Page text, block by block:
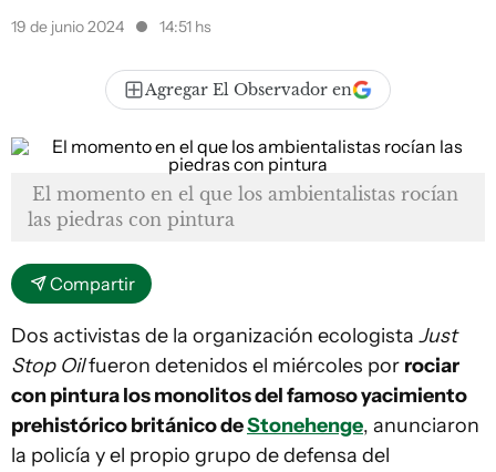
19 de junio 2024 14:51 hs
Agregar El Observador en
El momento en el que los ambientalistas rocían
las piedras con pintura
Compartir
Dos activistas de la organización ecologista Just
Stop Oilfueron detenidos el miércoles por rociar
con pintura los monolitos del famoso yacimiento
prehistórico británico deStonehenge, anunciaron
la policía y el propio grupo de defensa del